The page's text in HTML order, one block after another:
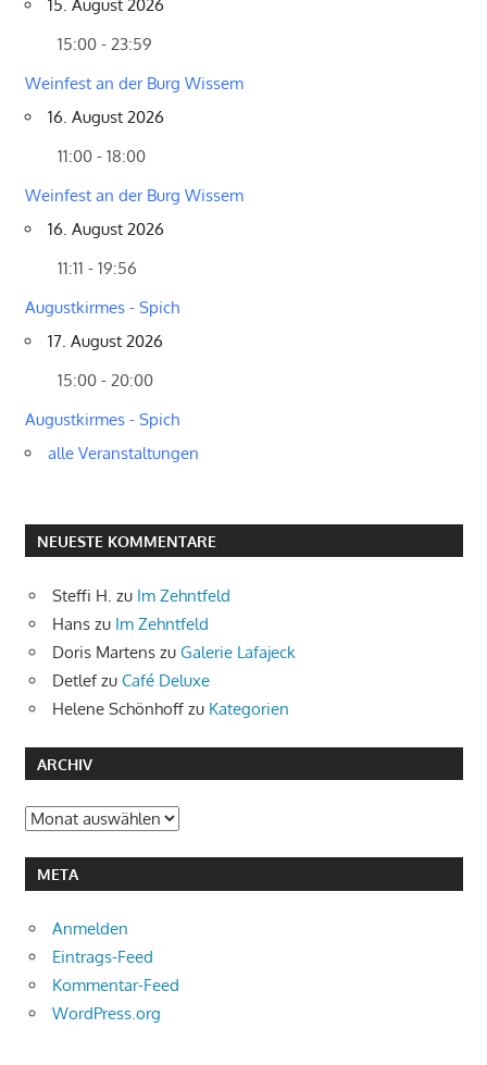
15. August 2026
15:00 - 23:59
Weinfest an der Burg Wissem
16. August 2026
11:00 - 18:00
Weinfest an der Burg Wissem
16. August 2026
11:11 - 19:56
Augustkirmes - Spich
17. August 2026
15:00 - 20:00
Augustkirmes - Spich
alle Veranstaltungen
NEUESTE KOMMENTARE
Steffi H. zu Im Zehntfeld
Hans zu Im Zehntfeld
Doris Martens zu Galerie Lafajeck
Detlefzu Café Deluxe
Helene Schönhoff zu Kategorien
ARCHIV
Archiv
META
Anmelden
Eintrags-Feed
Kommentar-Feed
WordPress.org